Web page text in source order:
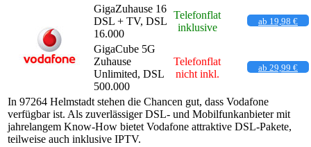
GigaZuhause 16
DSL + TV, DSL
16.000
Telefonflat
inklusive
ab 19,98 €
GigaCube 5G
Zuhause
Unlimited, DSL
500.000
Telefonflat
nicht inkl.
ab 29,99 €
In 97264 Helmstadt stehen die Chancen gut, dass Vodafone
verfügbar ist. Als zuverlässiger DSL- und Mobilfunkanbieter mit
jahrelangem Know-How bietet Vodafone attraktive DSL-Pakete,
teilweise auch inklusive IPTV.